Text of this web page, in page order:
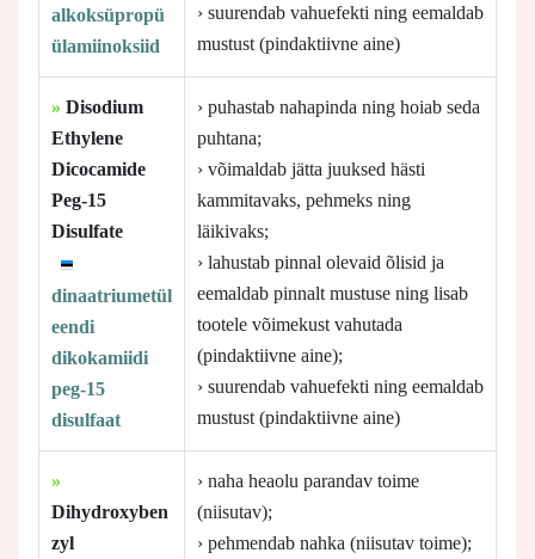
alkoksüpropü
ülamiinoksiid
› suurendab vahuefekti ning eemaldab
mustust (pindaktiivne aine)
» Disodium
Ethylene
Dicocamide
Peg-15
Disulfate
dinaatriumetül
eendi
dikokamiidi
peg-15
disulfaat
› puhastab nahapinda ning hoiab seda
puhtana;
› võimaldab jätta juuksed hästi
kammitavaks, pehmeks ning
läikivaks;
› lahustab pinnal olevaid õlisid ja
eemaldab pinnalt mustuse ning lisab
tootele võimekust vahutada
(pindaktiivne aine);
› suurendab vahuefekti ning eemaldab
mustust (pindaktiivne aine)
»
Dihydroxyben
zyl
› naha heaolu parandav toime
(niisutav);
› pehmendab nahka (niisutav toime);